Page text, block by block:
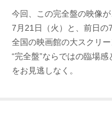
今回、この完全盤の映像
7月21日（火）と、前日の
全国の映画館の大スクリー
“完全盤”ならではの臨場
をお見逃しなく。